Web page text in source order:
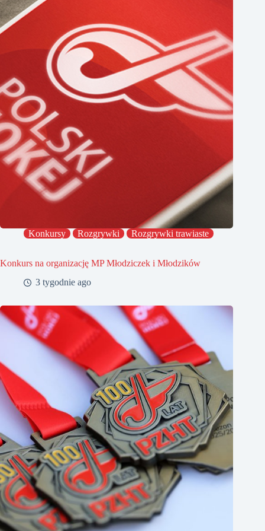
Konkursy Rozgrywki Rozgrywki trawiaste
Konkurs na organizację MP Młodziczek i Młodzików
3 tygodnie ago